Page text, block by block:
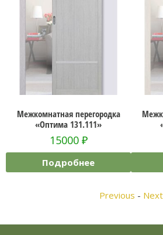
Межкомнатная перегородка
«Оптима 131.111»
15000 ₽
Подробнее
Previous - Next